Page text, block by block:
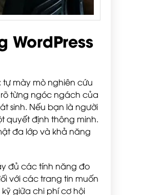
WordPress
tự mày mò nghiên cứu
từng ngóc ngách của
sinh. Nếu bạn là người
quyết định thông minh.
đa lớp và khả năng
đủ các tính năng đo
với các trang tin muốn
giữa chi phí cơ hội